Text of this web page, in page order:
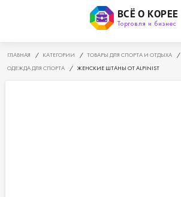
ВСЁ О КОРЕЕ
Торговля и бизнес
ГЛАВНАЯ / КАТЕГОРИИ / ТОВАРЫ ДЛЯ СПОРТА И ОТДЫХА
/
ОДЕЖДА ДЛЯ СПОРТА
/ ЖЕНСКИЕ ШТАНЫ ОТ ALPINIST